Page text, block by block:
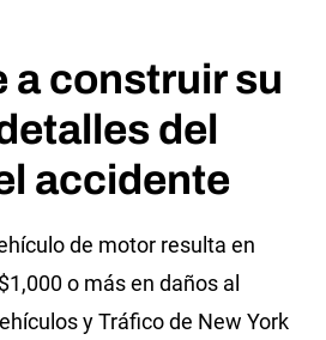
a construir su
del
accidente
de motor resulta en
o más en daños al
y Tráfico de New York